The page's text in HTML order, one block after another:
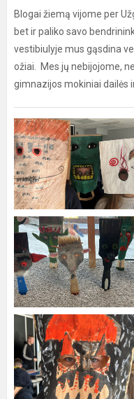
Blogai žiemą vijome per
bet ir paliko savo
vestibiulyje mus gąsdina
ožiai. Mes jų nebijojome,
gimnazijos mokiniai dailės